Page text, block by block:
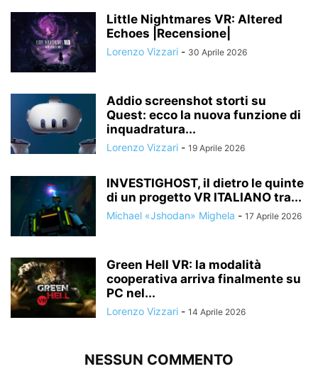
Little Nightmares VR: Altered
Echoes |Recensione|
Lorenzo Vizzari - 30 Aprile 2026
Addio screenshot storti su
Quest: ecco la nuova funzione di
inquadratura...
Lorenzo Vizzari - 19 Aprile 2026
INVESTIGHOST, il dietro le quinte
di un progetto VR ITALIANO tra...
Michael «Jshodan» Mighela - 17 Aprile 2026
Green Hell VR: la modalità
cooperativa arriva finalmente su
PC nel...
Lorenzo Vizzari - 14 Aprile 2026
NESSUN COMMENTO